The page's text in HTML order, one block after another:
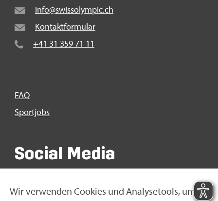
Wir ver­wen­den Coo­kies und Ana­ly­se­tools, um
info@​swi​ssol​ympi​c.​ch
Kon­takt­for­mu­lar
+41 31 359 71 11
FAQ
Sport­jobs
So­ci­al Media